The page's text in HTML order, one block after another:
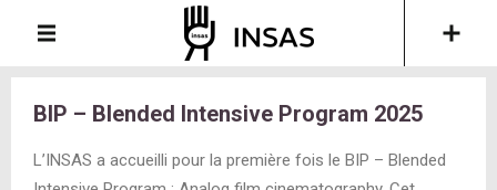
BIP – Blended Intensive Program 2025
L’INSAS a accueilli pour la première fois le BIP – Blended